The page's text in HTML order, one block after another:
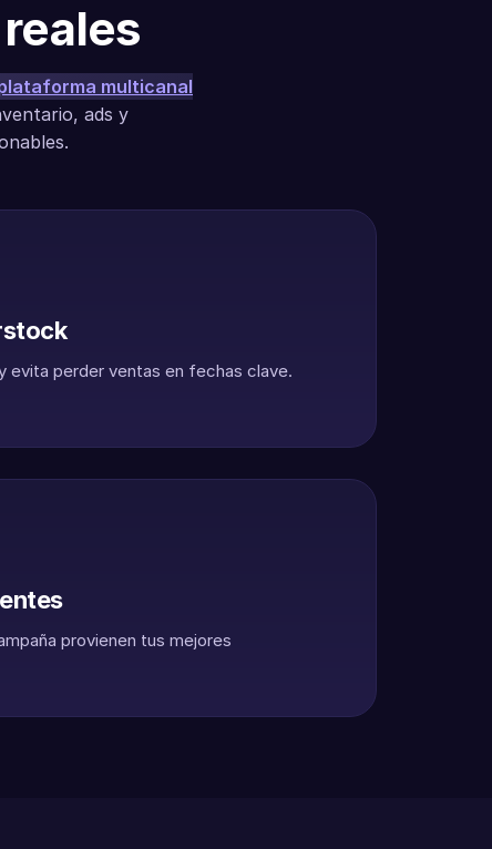
multicanal
ads y
evita perder ventas en fechas clave.
provienen tus mejores